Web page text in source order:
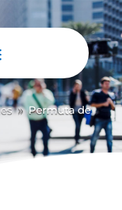
9 Permuta de